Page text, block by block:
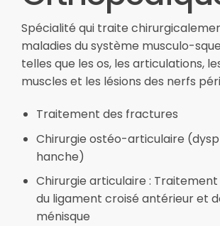
Spécialité qui traite
maladies du système musculo-
telles que les os, les articulations,
muscles et les lésions des nerfs
Traitement des fractures
Chirurgie ostéo-articulaire
hanche)
Chirurgie articulaire :
du ligament croisé antérieur et
ménisque